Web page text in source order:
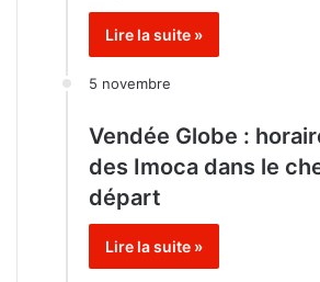
Lire la suite »
5 novembre
Vendée Globe :
des Imoca dans le
départ
Lire la suite »